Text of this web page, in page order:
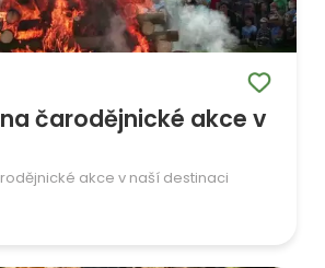
čarodějnické akce v
akce v naší destinaci